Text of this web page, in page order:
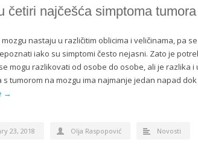
četiri najčešća simptoma
nastaju u različitim oblicima i veličinama, pa
iako su simptomi često nejasni. Zato je
mogu razlikovati od osobe do osobe, ali je razlika i
s tumorom na mozgu ima najmanje jedan napad
→
23, 2018 Olja Raspopović Novosti